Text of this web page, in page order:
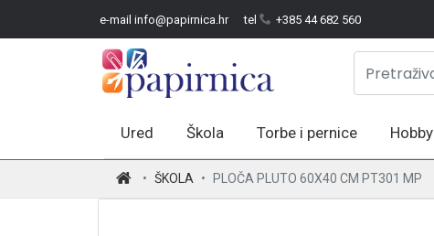
e-mail info@papirnica.hr tel +385 44 682 560
Ured Škola Torbe i pernice Hobby
ŠKOLA PLOČA PLUTO 60X40 CM PT301 MP